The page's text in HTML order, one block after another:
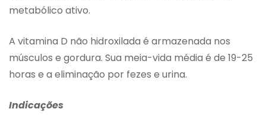
metabólico ativo.
A vitamina D não hidroxilada é armazenada nos
músculos e gordura. Sua meia-vida média é de 19-25
horas e a eliminação por fezes e urina.
Indicações